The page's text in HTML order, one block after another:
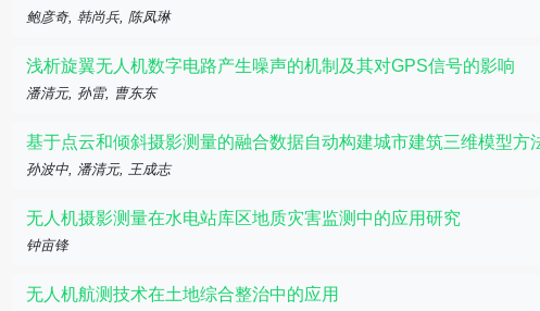
鲍彦奇, 韩尚兵, 陈凤琳
浅析旋翼无人机数字电路产生噪声的机制及其对GPS信号的影响
潘清元, 孙雷, 曹东东
基于点云和倾斜摄影测量的融合数据自动构建城市建筑三维模型方
孙波中, 潘清元, 王成志
无人机摄影测量在水电站库区地质灾害监测中的应用研究
钟亩锋
无人机航测技术在土地综合整治中的应用